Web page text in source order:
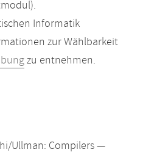
Informatik
zur Wählbarkeit
zu entnehmen.
Ullman: Compilers —